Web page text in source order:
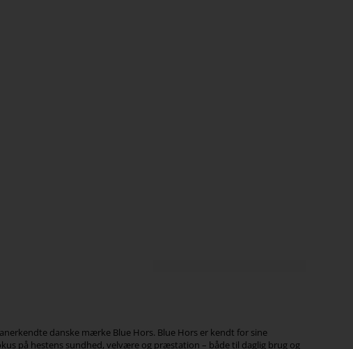
danske mærke Blue Hors. Blue Hors er kendt for sine
på hestens sundhed, velvære og præstation – både til daglig brug og